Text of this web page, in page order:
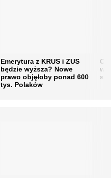
Emerytura z KRUS i ZUS
będzie wyższa? Nowe
prawo objęłoby ponad 600
tys. Polaków
w